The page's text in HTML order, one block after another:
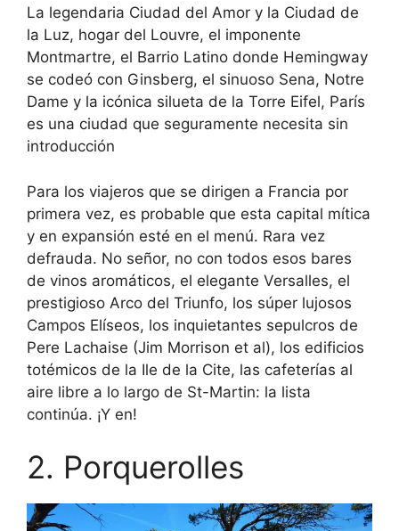
La legendaria Ciudad del Amor y la Ciudad de
la Luz, hogar del Louvre, el imponente
Montmartre, el Barrio Latino donde Hemingway
se codeó con Ginsberg, el sinuoso Sena, Notre
Dame y la icónica silueta de la Torre Eifel, París
es una ciudad que seguramente necesita sin
introducción
Para los viajeros que se dirigen a Francia por
primera vez, es probable que esta capital mítica
y en expansión esté en el menú. Rara vez
defrauda. No señor, no con todos esos bares
de vinos aromáticos, el elegante Versalles, el
prestigioso Arco del Triunfo, los súper lujosos
Campos Elíseos, los inquietantes sepulcros de
Pere Lachaise (Jim Morrison et al), los edificios
totémicos de la Ile de la Cite, las cafeterías al
aire libre a lo largo de St-Martin: la lista
continúa. ¡Y en!
2. Porquerolles